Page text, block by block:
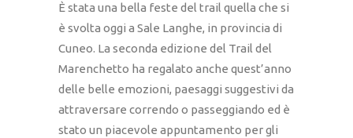
È stata una bella feste del trail quella che si
è svolta oggi a Sale Langhe, in provincia di
Cuneo. La seconda edizione del Trail del
Marenchetto ha regalato anche quest’anno
delle belle emozioni, paesaggi suggestivi da
attraversare correndo o passeggiando ed è
stato un piacevole appuntamento per gli